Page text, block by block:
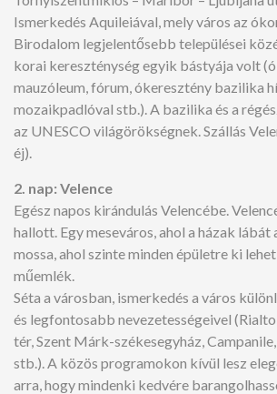
Ismerkedés Aquileiával, mely város az
Birodalom legjelentősebb települései
korai kereszténység egyik bástyája volt
mauzóleum, fórum, ókeresztény bazilika
mozaikpadlóval stb.). A bazilika és a
az UNESCO világörökségnek. Szállás
éj).
2. nap: Velence
Egész napos kirándulás Velencébe.
hallott. Egy meseváros, ahol a házak lábát
mossa, ahol szinte minden épületre ki
műemlék.
Séta a városban, ismerkedés a város
és legfontosabb nevezetességeivel
tér, Szent Márk-székesegyház,
stb.). A közös programokon kívül lesz
arra, hogy mindenki kedvére